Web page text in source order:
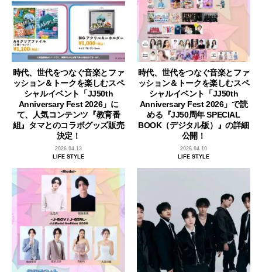
時代、世代をつなぐ音楽とファ
ッション＆トークを楽しむスペ
シャルイベント「JJ50th
Anniversary Fest 2026」に
て、人気コンテンツ『教育番
組』タマとのコラボグッズ販売
決定！
2026.04.13
LIFE STYLE
時代、世代をつなぐ音楽とファ
ッション＆トークを楽しむスペ
シャルイベント「JJ50th
Anniversary Fest 2026」で読
める『JJ50周年 SPECIAL
BOOK（デジタル版）』の詳細
公開！
2026.04.10
LIFE STYLE